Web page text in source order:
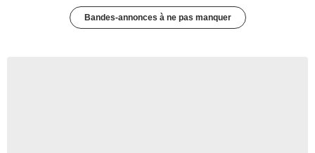
Bandes-annonces à ne pas manquer